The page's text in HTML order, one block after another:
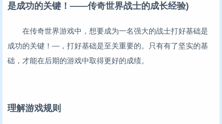
是成功的关键！——传奇世界战士的成长经验)
在传奇世界游戏中，想要成为一名强大的战士打好基础是
成功的关键！—，打好基础是至关重要的。只有有了坚实的基
础，才能在后期的游戏中取得更好的成绩。
理解游戏规则